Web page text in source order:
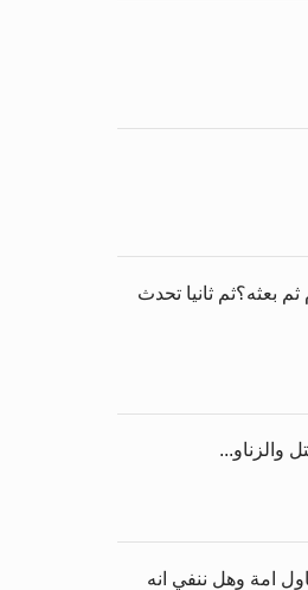
بعثه؟ثم ثانيا تحدث
والزناو...
امة وهل ننفي انه